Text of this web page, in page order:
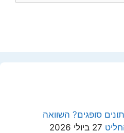
סופגים? השוואה
27 ביולי 2026